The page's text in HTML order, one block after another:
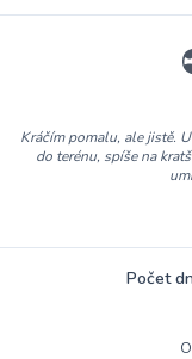
Kráčím pomalu, ale jistě.
do terénu, spíše na
Počet